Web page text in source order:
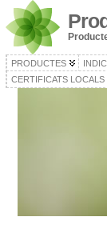
PRODUCTES
CERTIFICATS LOCALS